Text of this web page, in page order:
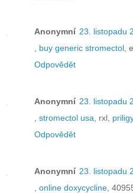
Anonymní 23. listopadu
buy generic stromectol ,
Odpovědět
Anonymní 23. listopadu
stromectol usa , rxl,
Odpovědět
Anonymní 23. listopadu
online doxycycline ,